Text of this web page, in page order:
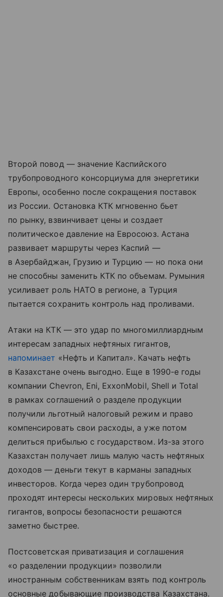
Второй повод — значение Каспийского
трубопроводного консорциума для энергетики
Европы, особенно после сокращения поставок
из России. Остановка КТК мгновенно бьет
по рынку, взвинчивает цены и создает
политическое давление на Евросоюз. Астана
развивает маршруты через Каспий —
в Азербайджан, Грузию и Турцию — но пока они
не способны заменить КТК по объемам. Румыния
усиливает роль НАТО в регионе, а Турция
пытается сохранить контроль над проливами.
Атаки на КТК — это удар по многомиллиардным
интересам западных нефтяных гигантов,
напоминает «Нефть и Капитал». Качать нефть
в Казахстане очень выгодно. Еще в 1990-е годы
компании Chevron, Eni, ExxonMobil, Shell и Total
в рамках соглашений о разделе продукции
получили льготный налоговый режим и право
компенсировать свои расходы, а уже потом
делиться прибылью с государством. Из-за этого
Казахстан получает лишь малую часть нефтяных
доходов — деньги текут в карманы западных
инвесторов. Когда через один трубопровод
проходят интересы нескольких мировых нефтяных
гигантов, вопросы безопасности решаются
заметно быстрее.
Постсоветская приватизация и соглашения
«о разделении продукции» позволили
иностранным собственникам взять под контроль
основные добывающие производства Казахстана.